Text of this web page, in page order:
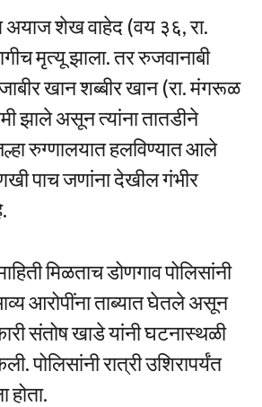
अयाज शेख वाहेद (वय ३६, रा.
मृत्यू झाला. तर रुजवानाबी
खान शब्बीर खान (रा. मंगरूळ
झाले असून त्यांना तातडीने
रुग्णालयात हलविण्यात आले
पाच जणांना देखील गंभीर
मिळताच डोणगाव पोलिसांनी
आरोपींना ताब्यात घेतले असून
संतोष खाडे यांनी घटनास्थळी
पोलिसांनी रात्री उशिरापर्यंत
होता.